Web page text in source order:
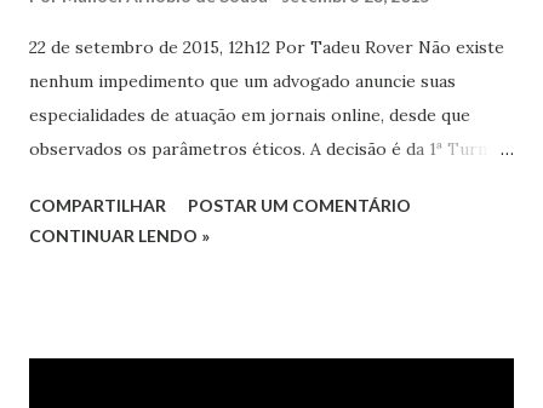
22 de setembro de 2015, 12h12 Por Tadeu Rover Não existe
nenhum impedimento que um advogado anuncie suas
especialidades de atuação em jornais online, desde que
observados os parâmetros éticos. A decisão é da 1ª Turma
Ordem dos Advogados do Brasil de São Paulo.
COMPARTILHAR
POSTAR UM COMENTÁRIO
CONTINUAR LENDO »